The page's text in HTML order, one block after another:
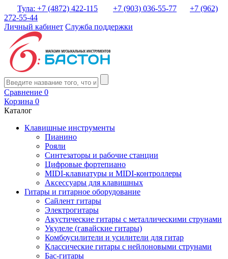
Тула: +7 (4872) 422-115 +7 (903) 036-55-77
+7 (962)
272-55-44
Личный кабинет Служба поддержки
Сравнение 0
Корзина 0
Каталог
Клавишные инструменты
Пианино
Рояли
Синтезаторы и рабочие станции
Цифровые фортепиано
MIDI-клавиатуры и MIDI-контроллеры
Аксессуары для клавишных
Гитары и гитарное оборудование
Сайлент гитары
Электрогитары
Акустические гитары с металлическими струнами
Укулеле (гавайские гитары)
Комбоусилители и усилители для гитар
Классические гитары с нейлоновыми струнами
Бас-гитары